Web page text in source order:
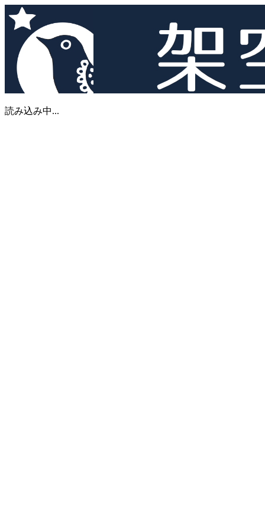
読み込み中...